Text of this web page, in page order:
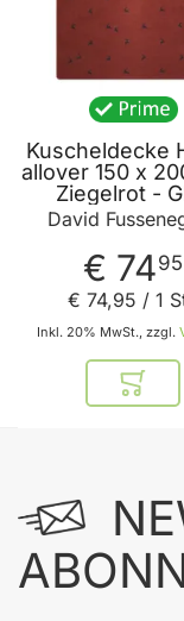
Kuscheldecke
allover 150 x
Ziegelrot -
zertifiziert - von
David
€ 7495
Inkl. 20% MwSt., zzgl.
€ 74,95 / 1
In den